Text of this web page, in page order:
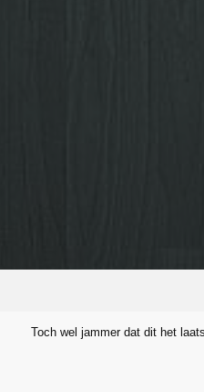
Toch wel jammer dat dit het